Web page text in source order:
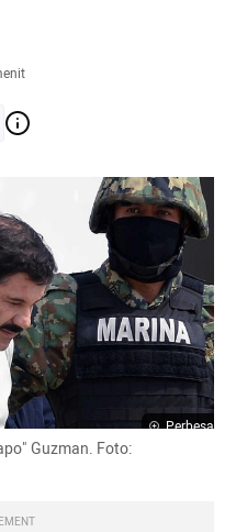
Perbesar
Guzman. Foto: